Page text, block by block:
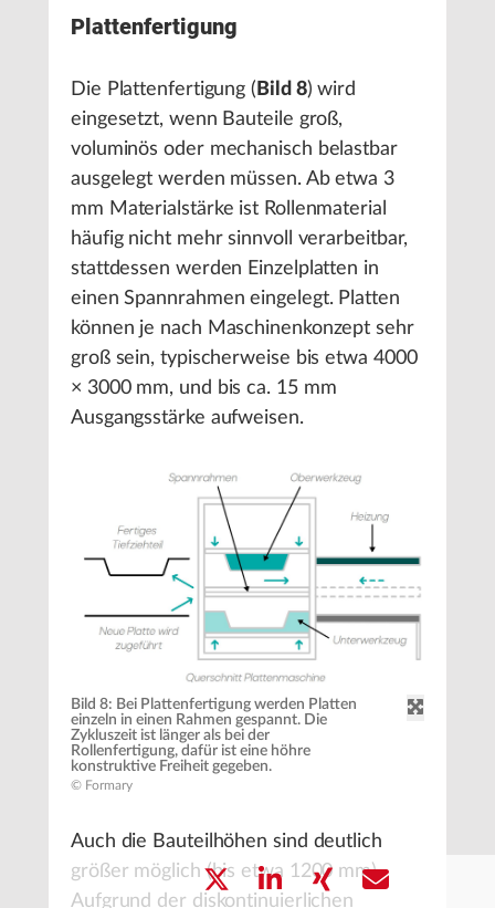
Plattenfertigung
Die Plattenfertigung ( Bild 8) wird
eingesetzt, wenn Bauteile groß,
voluminös oder mechanisch belastbar
ausgelegt werden müssen. Ab etwa 3
mm Materialstärke ist Rollenmaterial
häufig nicht mehr sinnvoll verarbeitbar,
stattdessen werden Einzelplatten in
einen Spannrahmen eingelegt. Platten
können je nach Maschinenkonzept sehr
groß sein, typischerweise bis etwa 4000
× 3000 mm, und bis ca. 15 mm
Ausgangsstärke aufweisen.
Bild 8: Bei Plattenfertigung werden Platten
einzeln in einen Rahmen gespannt. Die
Zykluszeit ist länger als bei der
Rollenfertigung, dafür ist eine höhre
konstruktive Freiheit gegeben.
© Formary
Auch die Bauteilhöhen sind deutlich
größer möglich (bis etwa 1200 mm).
Aufgrund der diskontinuierlichen